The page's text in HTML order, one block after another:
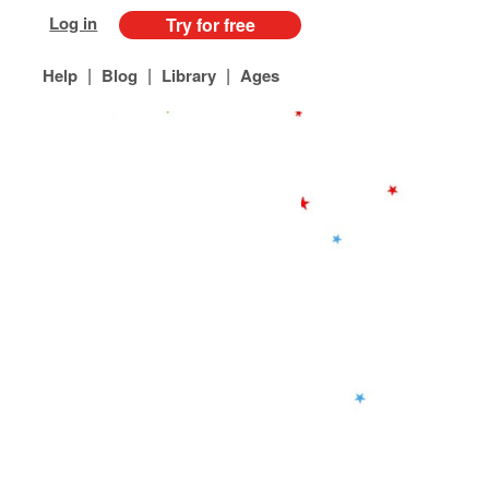
Log in Try for free
Help | Blog | Library | Ages